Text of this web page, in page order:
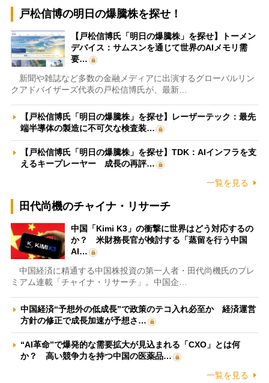
戸松信博の明日の爆騰株を探せ！
【戸松信博氏「明日の爆騰株」を探せ】トーメン
デバイス：サムスンを通じて世界のAIメモリ需
要…
新聞や雑誌など多数の金融メディアに出演するグローバルリン
クアドバイザーズ代表の戸松信博氏が、最新…
【戸松信博氏「明日の爆騰株」を探せ】レーザーテック：最先
端半導体の製造に不可欠な検査装…
【戸松信博氏「明日の爆騰株」を探せ】TDK：AIインフラを支
えるキープレーヤー 成長の再評…
一覧を見る
田代尚機のチャイナ・リサーチ
中国「Kimi K3」の衝撃に世界はどう対応するの
か？ 米財務長官が検討する「蒸留を行う中国
AI…
中国経済に精通する中国株投資の第一人者・田代尚機氏のプレ
ミアム連載「チャイナ・リサーチ」。中国企…
中国経済“予想外の低成長”で政策のテコ入れ必至か 経済運営
方針の修正で成長加速が予想さ…
“AI革命”で爆発的な需要拡大が見込まれる「CXO」とは何
か？ 高い競争力を持つ中国の医薬品…
一覧を見る